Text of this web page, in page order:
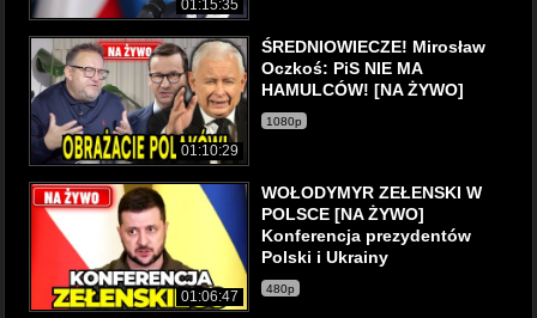
01:15:35
01:10:29
ŚREDNIOWIECZE! Mirosław
Oczkoś: PiS NIE MA
HAMULCÓW! [NA ŻYWO]
1080p
01:06:47
WOŁODYMYR ZEŁENSKI W
POLSCE [NA ŻYWO]
Konferencja prezydentów
Polski i Ukrainy
480p